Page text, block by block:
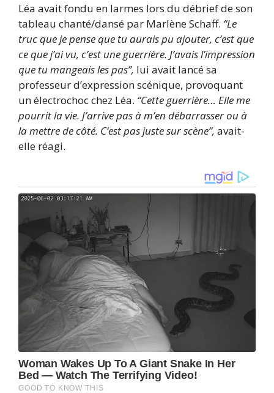
Léa avait fondu en larmes lors du débrief de son
tableau chanté/dansé par Marlène Schaff. “Le
truc que je pense que tu aurais pu ajouter, c’est que
ce que j’ai vu, c’est une guerrière. J’avais l’impression
que tu mangeais les pas”, lui avait lancé sa
professeur d’expression scénique, provoquant
un électrochoc chez Léa. “Cette guerrière… Elle me
pourrit la vie. J’arrive pas à m’en débarrasser ou à
la mettre de côté. C’est pas juste sur scène”, avait-
elle réagi.